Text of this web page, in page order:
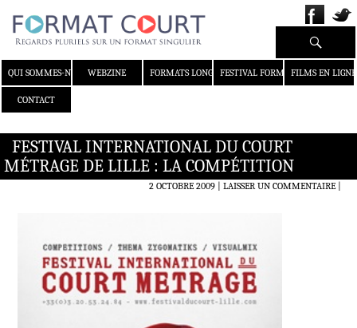
QUI SOMMES-NOUS ?WEBZINE FORMATS LONGS FESTIVAL FORMAT COURT
FILMS EN LIGNE
CONTACT
Recherche
FESTIVAL INTERNATIONAL DU COURT
MÉTRAGE DE LILLE : LA COMPÉTITION
2 OCTOBRE 2009 LAISSER UN COMMENTAIRE|